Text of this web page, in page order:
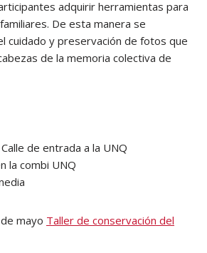
adquirir herramientas para
De esta manera se
cuidado y preservación de fotos que
de la memoria colectiva de
de entrada a la UNQ
la combi UNQ
mayo Taller de conservación del